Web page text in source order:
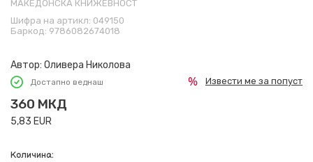
МАКЕДОНСКА КНИЖЕВНОСТ
Шифра на артикл: 049150
Баркод: 9786082674018
Автор: Оливера Николова
Достапно веднаш
360 МКД
5,83 EUR
Извести ме за попуст
Количина: